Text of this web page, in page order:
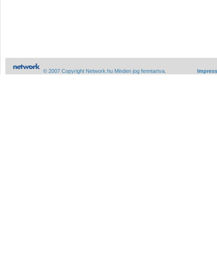
© 2007 Copyright Network.hu Minden jog fenntartva.